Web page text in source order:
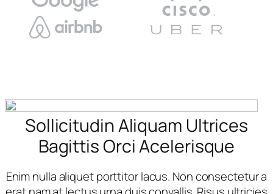
Sollicitudin Aliquam Ultrices
Bagittis Orci Acelerisque
Enim nulla aliquet porttitor lacus. Non consectetur a